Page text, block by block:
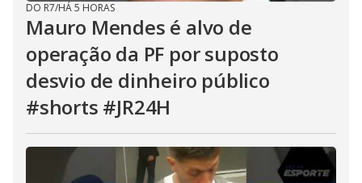
DO R7/HÁ 5 HORAS
Mauro Mendes é alvo de
operação da PF por suposto
desvio de dinheiro público
#shorts #JR24H